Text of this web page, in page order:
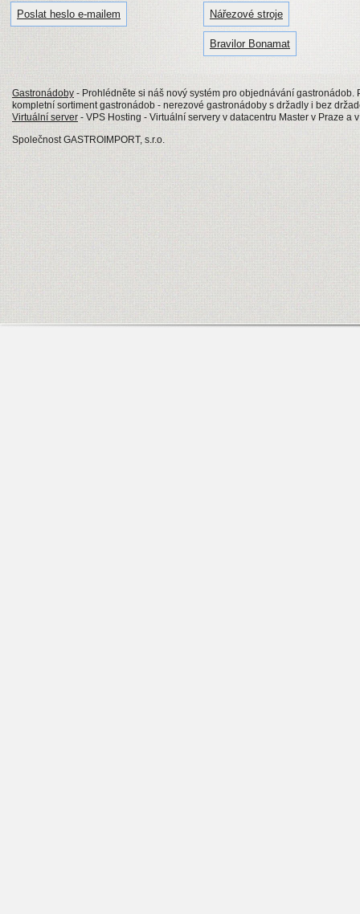
Poslat heslo e-mailem Nářezové stroje
Bravilor Bonamat
Gastronádoby - Prohlédněte si náš nový systém pro objednávání
kompletní sortiment gastronádob - nerezové gastronádoby s držadly i bez
Virtuální server - VPS Hosting - Virtuální servery v datacentru Master v Praze a
Společnost GASTROIMPORT, s.r.o.